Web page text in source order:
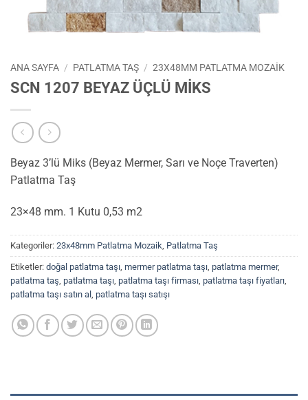
ANA SAYFA / PATLATMA TAŞ / 23X48MM PATLATMA MOZAIK
SCN 1207 BEYAZ ÜÇLÜ MİKS
Beyaz 3’lü Miks (Beyaz Mermer, Sarı ve Noçe Traverten)
Patlatma Taş
23×48 mm. 1 Kutu 0,53 m2
Kategoriler: 23x48mm Patlatma Mozaik, Patlatma Taş
Etiketler: doğal patlatma taşı, mermer patlatma taşı, patlatma mermer,
patlatma taş, patlatma taşı, patlatma taşı firması, patlatma taşı fiyatları,
patlatma taşı satın al , patlatma taşı satışı